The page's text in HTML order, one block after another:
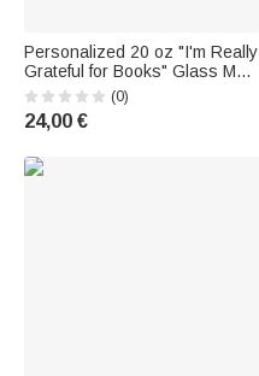
Personalized 20 oz "I'm Really
Grateful for Books" Glass Mug
with Lid and Straw—A Gift for
Book Lovers
(0)
24,00 €